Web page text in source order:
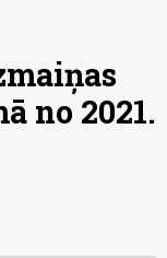
no 2021.